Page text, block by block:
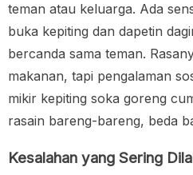
teman atau keluarga. Ada
buka kepiting dan dapetin
bercanda sama teman.
makanan, tapi pengalaman
mikir kepiting soka goreng
rasain bareng-bareng, beda
Kesalahan yang Sering